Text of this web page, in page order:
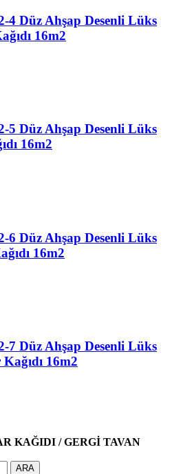
4 Düz Ahşap Desenli Lüks
16m2
5 Düz Ahşap Desenli Lüks
16m2
6 Düz Ahşap Desenli Lüks
16m2
7 Düz Ahşap Desenli Lüks
16m2
KAĞIDI / GERGİ TAVAN
ARA